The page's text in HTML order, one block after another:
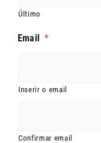
Último
Email *
Inserir o email
Confirmar email